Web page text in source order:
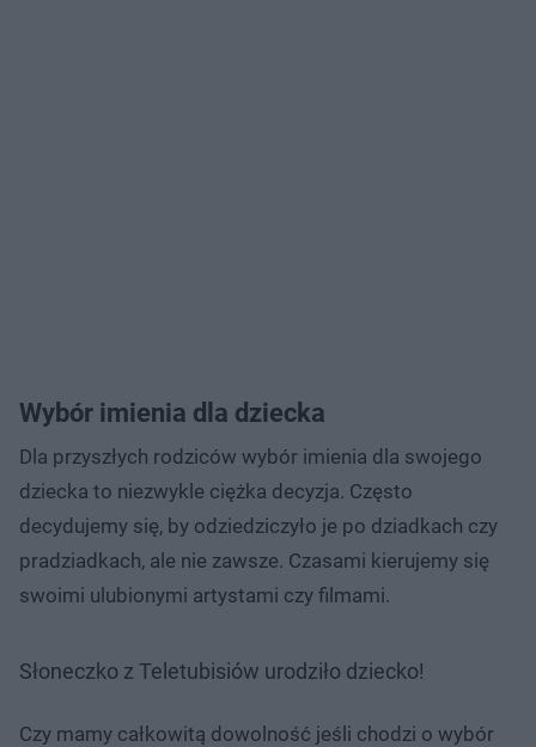
Wybór imienia dla dziecka
Dla przyszłych rodziców wybór imienia dla swojego
dziecka to niezwykle ciężka decyzja. Często
decydujemy się, by odziedziczyło je po dziadkach czy
pradziadkach, ale nie zawsze. Czasami kierujemy się
swoimi ulubionymi artystami czy filmami.
Słoneczko z Teletubisiów urodziło dziecko!
Czy mamy całkowitą dowolność jeśli chodzi o wybór